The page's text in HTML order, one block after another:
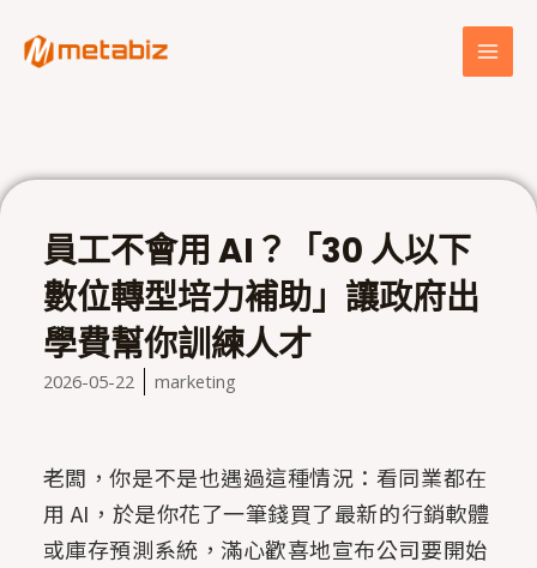
員工不會用 AI？「30 人以下
數位轉型培力補助」讓政府出
學費幫你訓練人才
2026-05-22 marketing
老闆，你是不是也遇過這種情況：看同業都在
用 AI，於是你花了一筆錢買了最新的行銷軟體
或庫存預測系統，滿心歡喜地宣布公司要開始